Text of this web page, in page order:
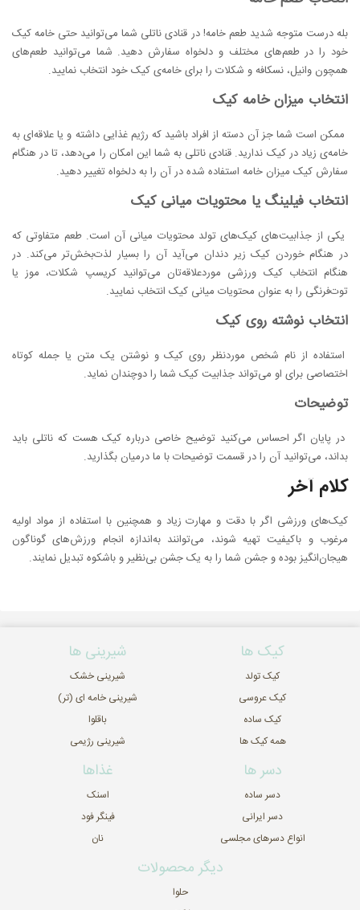
بله درست متوجه شدید طعم خامه! در قنادی ناتلی شما می‌توانید حتی خامه کیک
خود را در طعم‌های مختلف و دلخواه سفارش دهید. شما می‌توانید طعم‌های
همچون وانیل، نسکافه و شکلات را برای خامه‌ی کیک خود انتخاب نمایید.
انتخاب میزان خامه کیک
ممکن است شما جز آن دسته از افراد باشید که رژیم غذایی داشته و یا علاقه‌ای به
خامه‌ی زیاد در کیک ندارید. قنادی ناتلی به شما این امکان را می‌دهد، تا در هنگام
سفارش کیک میزان خامه استفاده‌ شده در آن را به ‌دلخواه تغییر دهید.
انتخاب فیلینگ یا محتویات میانی کیک
یکی از جذابیت‌های کیک‌های تولد محتویات میانی آن است. طعم متفاوتی که
در هنگام خوردن کیک زیر دندان می‌آید آن را بسیار لذت‌بخش‌تر می‌کند. در
هنگام انتخاب کیک ورزشی موردعلاقه‌تان می‌توانید کریسپ شکلات، موز یا
توت‌فرنگی را به ‌عنوان محتویات میانی کیک انتخاب نمایید.
انتخاب نوشته روی کیک
استفاده از نام شخص موردنظر روی کیک و نوشتن یک متن یا جمله کوتاه
اختصاصی برای او می‌تواند جذابیت کیک شما را دوچندان نماید.
توضیحات
در پایان اگر احساس می‌کنید توضیح خاصی درباره کیک هست که ناتلی باید
بداند، می‌توانید آن را در قسمت توضیحات با ما درمیان بگذارید.
کلام آخر
کیک‌های ورزشی اگر با دقت و مهارت زیاد و همچنین با استفاده از مواد اولیه
مرغوب و باکیفیت تهیه شوند، می‌توانند به‌اندازه انجام ورزش‌های گوناگون
هیجان‌انگیز بوده و جشن شما را به یک جشن بی‌نظیر و باشکوه تبدیل نمایند.
کیک ها
کیک تولد
کیک عروسی
کیک ساده
همه کیک ها
شیرینی ها
شیرینی خشک
شیرینی خامه ای (تر)
باقلوا
شیرینی رژیمی
دسر ها
دسر ساده
دسر ایرانی
انواع دسرهای مجلسی
غذاها
اسنک
فینگر فود
نان
دیگر محصولات
حلوا